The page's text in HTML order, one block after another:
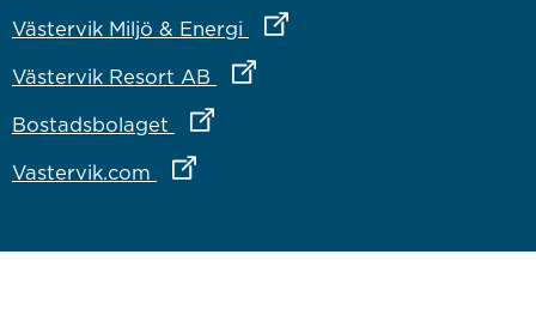
Västervik Miljö & Energi
Länk till annan webbplats
Västervik Resort AB Länk till annan webbplats
Bostadsbolaget Länk till annan webbplats
Vastervik.com Länk till annan webbplats